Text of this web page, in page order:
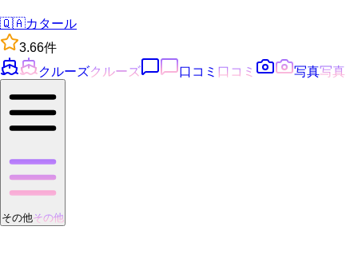
🇶🇦カタール
3.66件
クルーズクルーズ 口コミ 口コミ 写真写真
その他その他